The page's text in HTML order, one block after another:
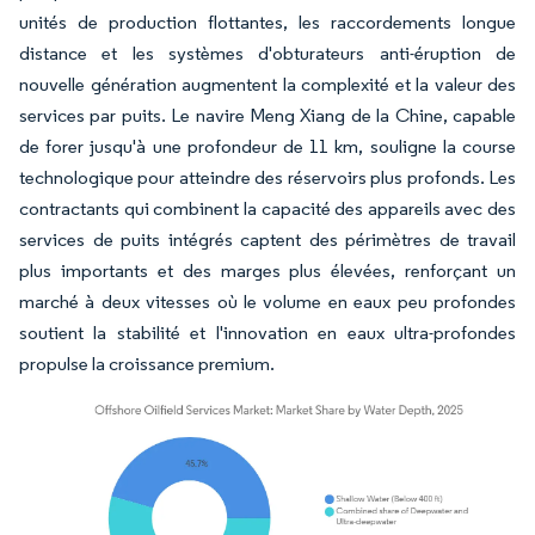
unités de production flottantes, les raccordements longue
distance et les systèmes d'obturateurs anti-éruption de
nouvelle génération augmentent la complexité et la valeur des
services par puits. Le navire Meng Xiang de la Chine, capable
de forer jusqu'à une profondeur de 11 km, souligne la course
technologique pour atteindre des réservoirs plus profonds. Les
contractants qui combinent la capacité des appareils avec des
services de puits intégrés captent des périmètres de travail
plus importants et des marges plus élevées, renforçant un
marché à deux vitesses où le volume en eaux peu profondes
soutient la stabilité et l'innovation en eaux ultra-profondes
propulse la croissance premium.